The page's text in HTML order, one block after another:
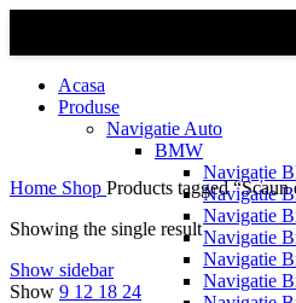
Acasa
Produse
Navigatie Auto
BMW
Navigație
Navigatie
Navigatie
Navigatie
Navigatie
Navigatie
Home Shop Products tagged “Scaun
Showing the single result
Show sidebar
Show 9 12 18 24